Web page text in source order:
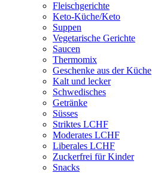
Fleischgerichte
Keto-Küche/Keto
Suppen
Vegetarische Gerichte
Saucen
Thermomix
Geschenke aus der Küche
Kalt und lecker
Schwedisches
Getränke
Süsses
Striktes LCHF
Moderates LCHF
Liberales LCHF
Zuckerfrei für Kinder
Snacks